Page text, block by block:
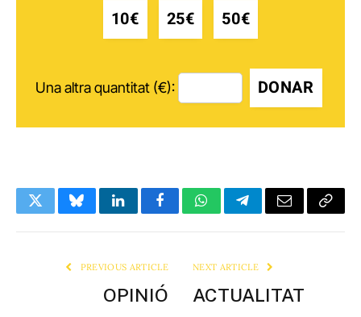
10€ 25€ 50€
Una altra quantitat (€): DONAR
TwitterBlueskyLinkedInFacebookWhatsAppTelegramEmail Copy
PREVIOUS ARTICLE
OPINIÓ
NEXT ARTICLE
ACTUALITAT